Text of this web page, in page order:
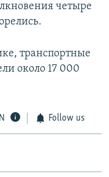
четыре
транспортные
около 17 000
Follow us